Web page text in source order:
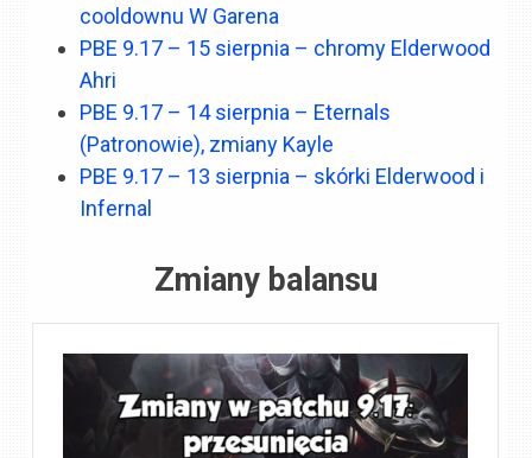
cooldownu W Garena
PBE 9.17 – 15 sierpnia – chromy Elderwood
Ahri
PBE 9.17 – 14 sierpnia – Eternals
(Patronowie), zmiany Kayle
PBE 9.17 – 13 sierpnia – skórki Elderwood i
Infernal
Zmiany balansu